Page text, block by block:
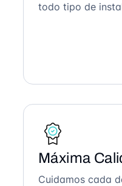
todo tipo de
Máxima
Cuidamos cada